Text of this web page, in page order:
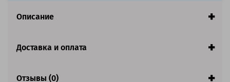
Ресурс:700ml
Описание
Доставка и оплата
Отзывы (0)